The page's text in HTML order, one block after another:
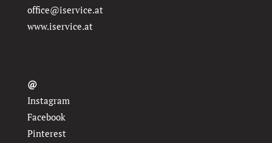
office@iservice.at
www.iservice.at
@
Instagram
Facebook
Pinterest